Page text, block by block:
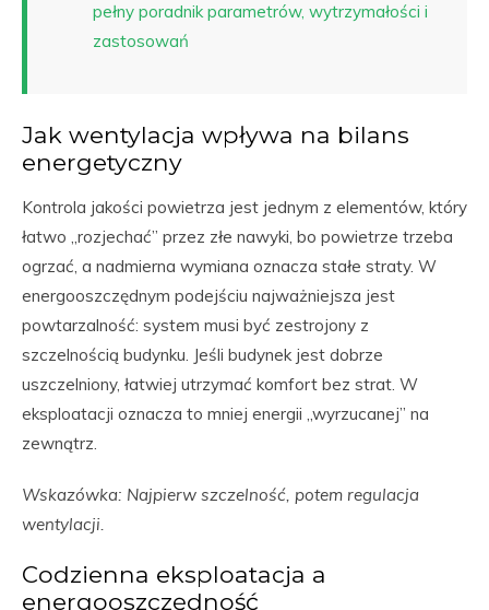
pełny poradnik parametrów, wytrzymałości i
zastosowań
Jak wentylacja wpływa na bilans
energetyczny
Kontrola jakości powietrza jest jednym z elementów, który
łatwo „rozjechać” przez złe nawyki, bo powietrze trzeba
ogrzać, a nadmierna wymiana oznacza stałe straty. W
energooszczędnym podejściu najważniejsza jest
powtarzalność: system musi być zestrojony z
szczelnością budynku. Jeśli budynek jest dobrze
uszczelniony, łatwiej utrzymać komfort bez strat. W
eksploatacji oznacza to mniej energii „wyrzucanej” na
zewnątrz.
Wskazówka: Najpierw szczelność, potem regulacja
wentylacji.
Codzienna eksploatacja a
energooszczędność